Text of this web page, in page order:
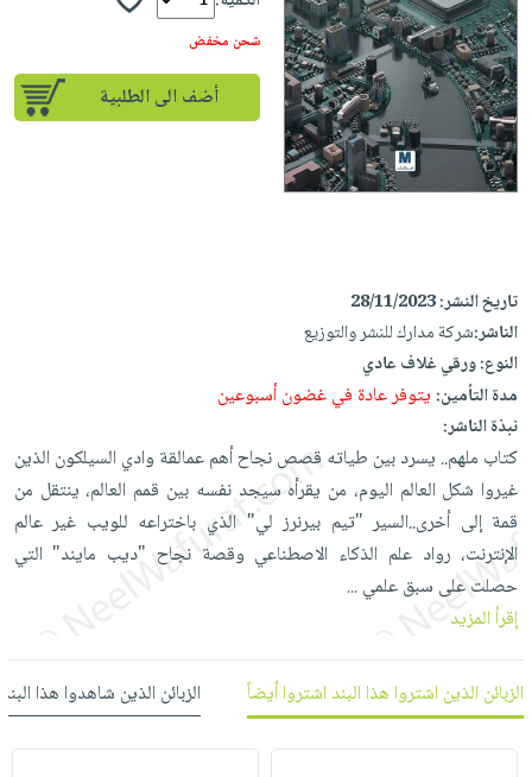
إختياراتنا
كتب
أكاديمية
صندوق
القراءة
English
iKitab
بلا
حدود
أسئلة
يتكرر
على
Android
تحميل
iKitab
على
Apple
أسئلة
يتكرر
طرحها
تحميل
masmu3
على
على
Apple
المواضيع
الأكثر
مبيعاً
إختياراتنا
جوائز
تعليمية
الصحة
والعناية
الشخصية
جديد
العناية
الشخصية
العناية
وتصفيف
الشعر
العناية
بالجسم
العناية
بالأسنان
الحمية
والسفرة
جديد
الكل
أواني
الطهي
أدوات
الخبز
أدوات
المائدة
الأوعية
والتخزين
أدوات
متجر
الهدايا
أقسام
الأكثر
مبيعاً
العودة
اكسسوارات
كتب
اكسسوارات
شحن
مجاني
بنود
مختارة
كل
الاشتراكات
بحث
متقدم
شحن مخفض
أضف الى الطلبية
تاريخ النشر:28/11/2023
الناشر:شركة مدارك للنشر والتوزيع
النوع:ورقي غلاف عادي
مدة التأمين:يتوفر عادة في غضون أسبوعين
نبذة الناشر:
كتاب ملهم.. يسرد بين طياته قصص نجاح أهم عمالقة وادي السيلكون الذين
غيروا شكل العالم اليوم، من يقرأه سيجد نفسه بين قمم العالم، ينتقل من
قمة إلى أخرى..السير "تيم بيرنرز لي" الذي باختراعه للويب غير عالم
الإنترنت، رواد علم الذكاء الاصطناعي وقصة نجاح "ديب مايند" التي
حصلت على سبق علمي...
إقرأ المزيد
الزبائن الذين اشتروا هذا البند اشتروا أيضاً الزبائن الذين شاهدوا هذا